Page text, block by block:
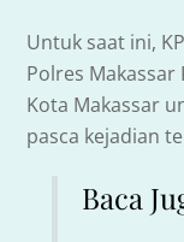
Untuk saat ini,
Polres Makassar
Kota Makassar
pasca kejadian
Baca